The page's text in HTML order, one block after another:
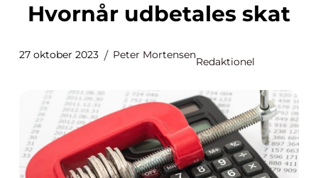
Hvornår udbetales skat
27 oktober 2023 Peter Mortensen
Redaktionel